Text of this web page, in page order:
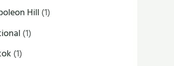
Hill (1)
(1)
(1)